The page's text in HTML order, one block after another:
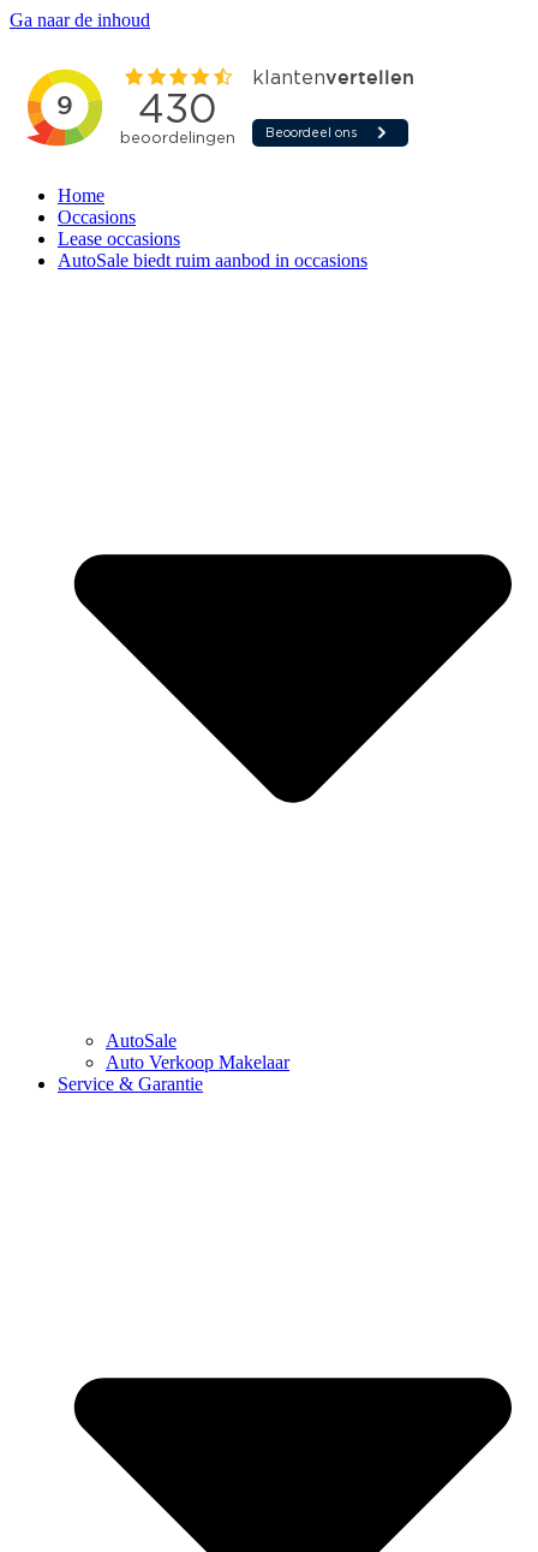
Ga naar de inhoud
Home
Occasions
Lease occasions
AutoSale biedt ruim aanbod in occasions
AutoSale
Auto Verkoop Makelaar
Service & Garantie